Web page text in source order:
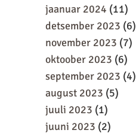
jaanuar 2024 (11)
detsember 2023 (6)
november 2023 (7)
oktoober 2023 (6)
september 2023 (4)
august 2023 (5)
juuli 2023 (1)
juuni 2023 (2)